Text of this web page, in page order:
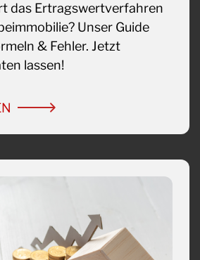
das Ertragswertverfahren
Unser Guide
& Fehler. Jetzt
lassen!